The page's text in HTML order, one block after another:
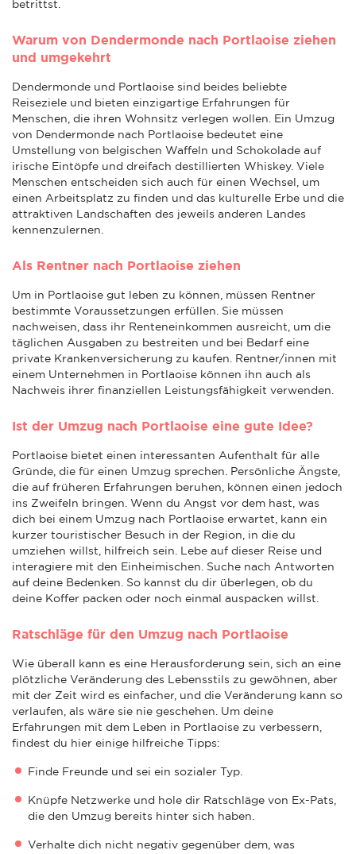
betrittst.
Warum von Dendermonde nach Portlaoise ziehen
und umgekehrt
Dendermonde und Portlaoise sind beides beliebte
Reiseziele und bieten einzigartige Erfahrungen für
Menschen, die ihren Wohnsitz verlegen wollen. Ein Umzug
von Dendermonde nach Portlaoise bedeutet eine
Umstellung von belgischen Waffeln und Schokolade auf
irische Eintöpfe und dreifach destillierten Whiskey. Viele
Menschen entscheiden sich auch für einen Wechsel, um
einen Arbeitsplatz zu finden und das kulturelle Erbe und die
attraktiven Landschaften des jeweils anderen Landes
kennenzulernen.
Als Rentner nach Portlaoise ziehen
Um in Portlaoise gut leben zu können, müssen Rentner
bestimmte Voraussetzungen erfüllen. Sie müssen
nachweisen, dass ihr Renteneinkommen ausreicht, um die
täglichen Ausgaben zu bestreiten und bei Bedarf eine
private Krankenversicherung zu kaufen. Rentner/innen mit
einem Unternehmen in Portlaoise können ihn auch als
Nachweis ihrer finanziellen Leistungsfähigkeit verwenden.
Ist der Umzug nach Portlaoise eine gute Idee?
Portlaoise bietet einen interessanten Aufenthalt für alle
Gründe, die für einen Umzug sprechen. Persönliche Ängste,
die auf früheren Erfahrungen beruhen, können einen jedoch
ins Zweifeln bringen. Wenn du Angst vor dem hast, was
dich bei einem Umzug nach Portlaoise erwartet, kann ein
kurzer touristischer Besuch in der Region, in die du
umziehen willst, hilfreich sein. Lebe auf dieser Reise und
interagiere mit den Einheimischen. Suche nach Antworten
auf deine Bedenken. So kannst du dir überlegen, ob du
deine Koffer packen oder noch einmal auspacken willst.
Ratschläge für den Umzug nach Portlaoise
Wie überall kann es eine Herausforderung sein, sich an eine
plötzliche Veränderung des Lebensstils zu gewöhnen, aber
mit der Zeit wird es einfacher, und die Veränderung kann so
verlaufen, als wäre sie nie geschehen. Um deine
Erfahrungen mit dem Leben in Portlaoise zu verbessern,
findest du hier einige hilfreiche Tipps:
Finde Freunde und sei ein sozialer Typ.
Knüpfe Netzwerke und hole dir Ratschläge von Ex-Pats,
die den Umzug bereits hinter sich haben.
Verhalte dich nicht negativ gegenüber dem, was